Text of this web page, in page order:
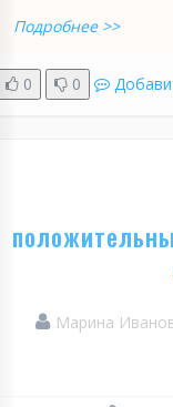
Подробнее >>
0 0
Марина